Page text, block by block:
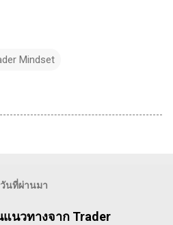
Mindset
นที่ผ่านมา
นวทางจาก Trader